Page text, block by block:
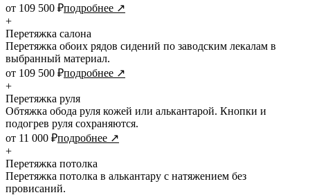
от 109 500 ₽подробнее ↗
+
Перетяжка салона
Перетяжка обоих рядов сидений по заводским лекалам в
выбранный материал.
от 109 500 ₽подробнее ↗
+
Перетяжка руля
Обтяжка обода руля кожей или алькантарой. Кнопки и
подогрев руля сохраняются.
от 11 000 ₽подробнее ↗
+
Перетяжка потолка
Перетяжка потолка в алькантару с натяжением без
провисаний.